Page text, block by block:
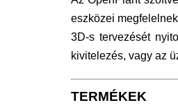
eszközei
3D-s tervezését
kivitelezés, vagy az
TERMÉKEK